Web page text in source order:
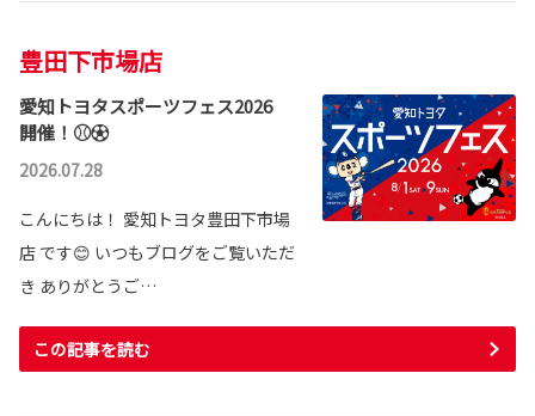
豊田下市場店
愛知トヨタスポーツフェス2026
開催！⚾⚽
2026.07.28
こんにちは！ 愛知トヨタ豊田下市場
店 です😊 いつもブログをご覧いただ
き ありがとうご…
この記事を読む